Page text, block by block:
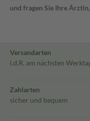
und fragen Sie Ihre
Versandarten
i.d.R. am nächsten
Zahlarten
sicher und bequem